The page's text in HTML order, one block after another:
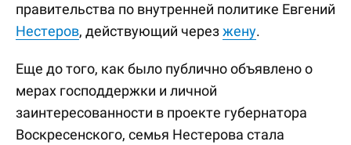
правительства по внутренней политике Евгений
Нестеров, действующий черезжену.
Еще до того, как было публично объявлено о
мерах господдержки и личной
заинтересованности в проекте губернатора
Воскресенского, семья Нестерова стала